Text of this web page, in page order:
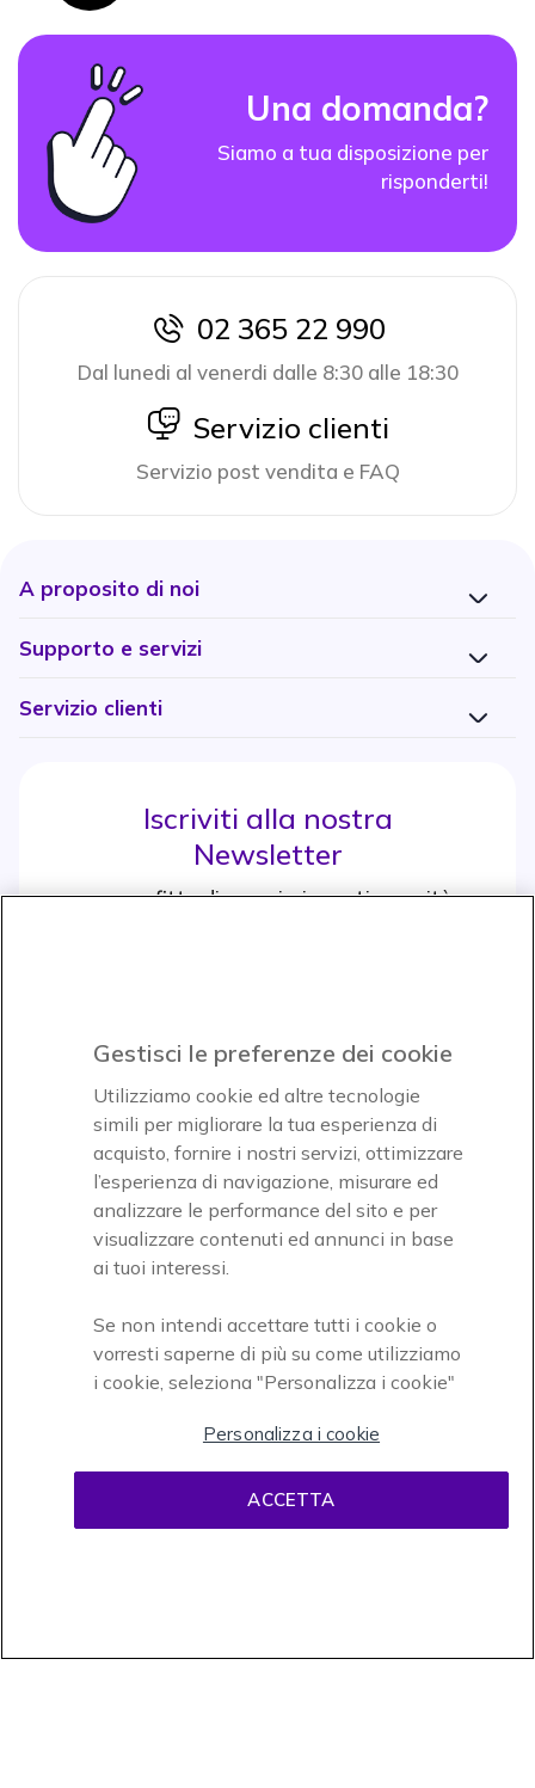
Una domanda?
Siamo a tua disposizione per
risponderti!
icon
02 365 22 990
Dal lunedi al venerdi dalle 8:30 alle 18:30
icon
Servizio clienti
Servizio post vendita e FAQ
A proposito di noi
Supporto e servizi
Servizio clienti
Iscriviti alla nostra
Newsletter
e approfitta di maggiori sconti e novità
Icon
Icon
Paga facilmente ed in assoluta sicurezza
Accettiamo
Gestisci le preferenze dei cookie
Utilizziamo cookie ed altre tecnologie
simili per migliorare la tua esperienza di
acquisto, fornire i nostri servizi, ottimizzare
l’esperienza di navigazione, misurare ed
analizzare le performance del sito e per
visualizzare contenuti ed annunci in base
ai tuoi interessi.
Se non intendi accettare tutti i cookie o
vorresti saperne di più su come utilizziamo
i cookie, seleziona "Personalizza i cookie"
Personalizza i cookie
ACCETTA